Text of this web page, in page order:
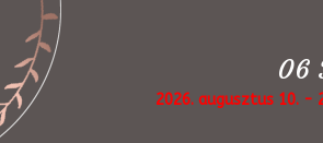
06
2026. augusztus 10. -